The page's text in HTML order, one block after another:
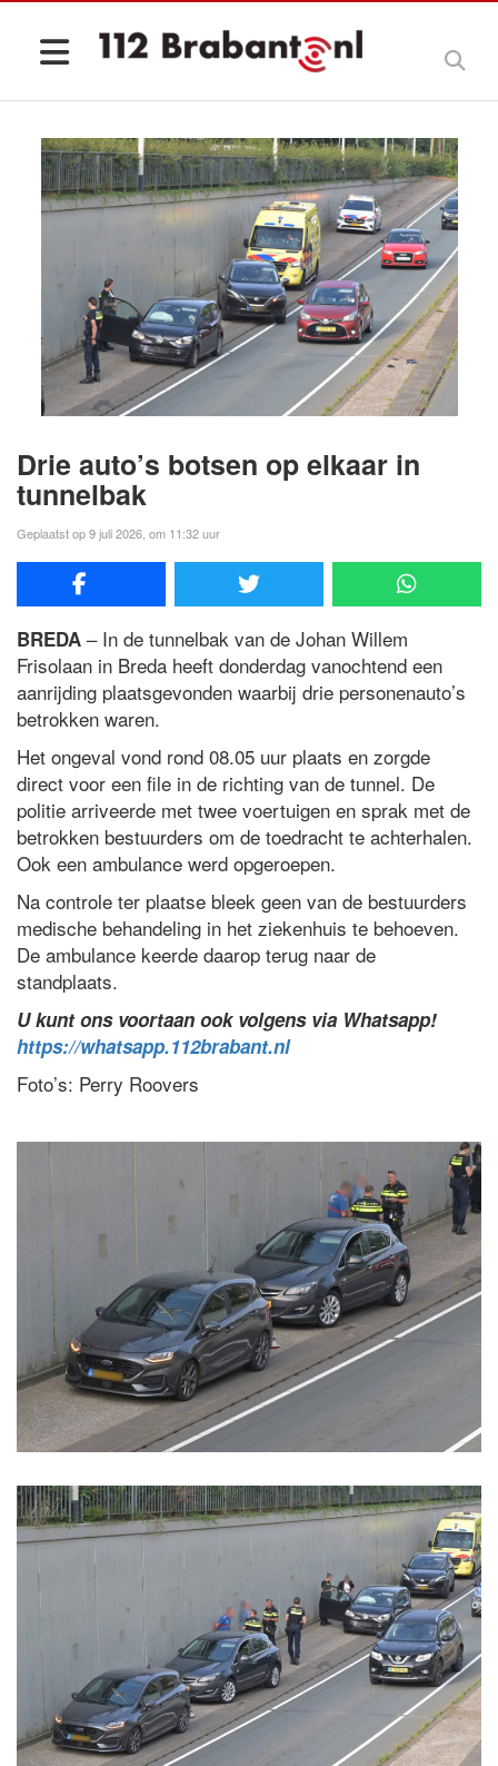
Drie auto’s botsen op elkaar in
tunnelbak
Geplaatst op 9 juli 2026, om 11:32 uur
BREDA – In de tunnelbak van de Johan Willem
Frisolaan in Breda heeft donderdag vanochtend een
aanrijding plaatsgevonden waarbij drie personenauto’s
betrokken waren.
Het ongeval vond rond 08.05 uur plaats en zorgde
direct voor een file in de richting van de tunnel. De
politie arriveerde met twee voertuigen en sprak met de
betrokken bestuurders om de toedracht te achterhalen.
Ook een ambulance werd opgeroepen.
Na controle ter plaatse bleek geen van de bestuurders
medische behandeling in het ziekenhuis te behoeven.
De ambulance keerde daarop terug naar de
standplaats.
U kunt ons voortaan ook volgens via Whatsapp!
https://whatsapp.112brabant.nl
Foto’s: Perry Roovers